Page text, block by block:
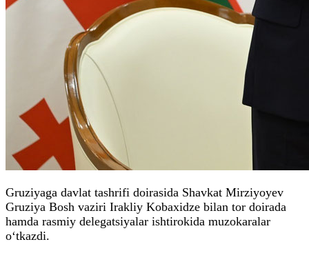
Gruziyaga davlat tashrifi doirasida Shavkat Mirziyoyev
Gruziya Bosh vaziri Irakliy Kobaxidze bilan tor doirada
hamda rasmiy delegatsiyalar ishtirokida muzokaralar
o‘tkazdi.